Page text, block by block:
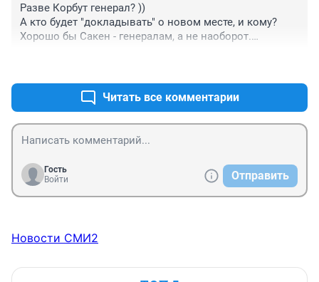
Разве Корбут генерал? ))
А кто будет "докладывать" о новом месте, и кому?
Хорошо бы Сакен - генералам, а не наоборот.
и выскажем уважение к прошлым заслугам области -
Читать все комментарии
Гость
Войти
Отправить
Новости СМИ2